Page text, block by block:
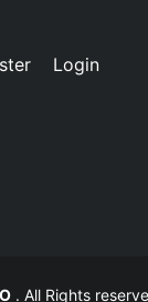
Login
. All Rights